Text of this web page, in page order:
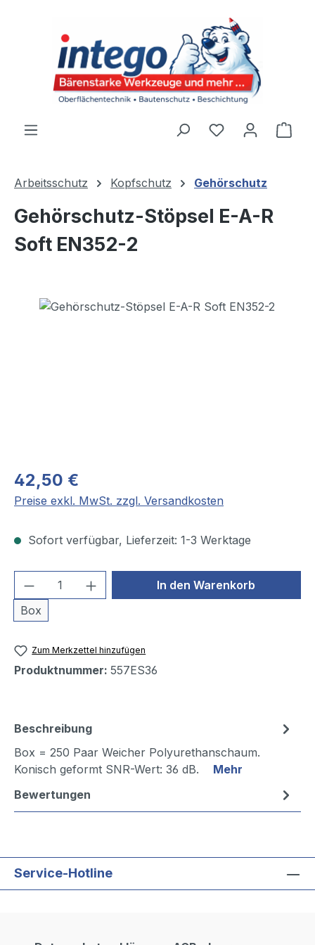
Du hast 0
Arbeitsschutz Kopfschutz Gehörschutz
Gehörschutz-Stöpsel E-A-R
Soft EN352-2
Bildergalerie überspringen
42,50 €
Preise exkl. MwSt. zzgl. Versandkosten
Sofort verfügbar, Lieferzeit: 1-3 Werktage
Produkt Anzahl: Gib den
Box
In den Warenkorb
Zum Merkzettel hinzufügen
Produktnummer: 557ES36
Beschreibung
Box = 250 Paar Weicher Polyurethanschaum.
Konisch geformt SNR-Wert: 36 dB. Mehr
Bewertungen
Service-Hotline